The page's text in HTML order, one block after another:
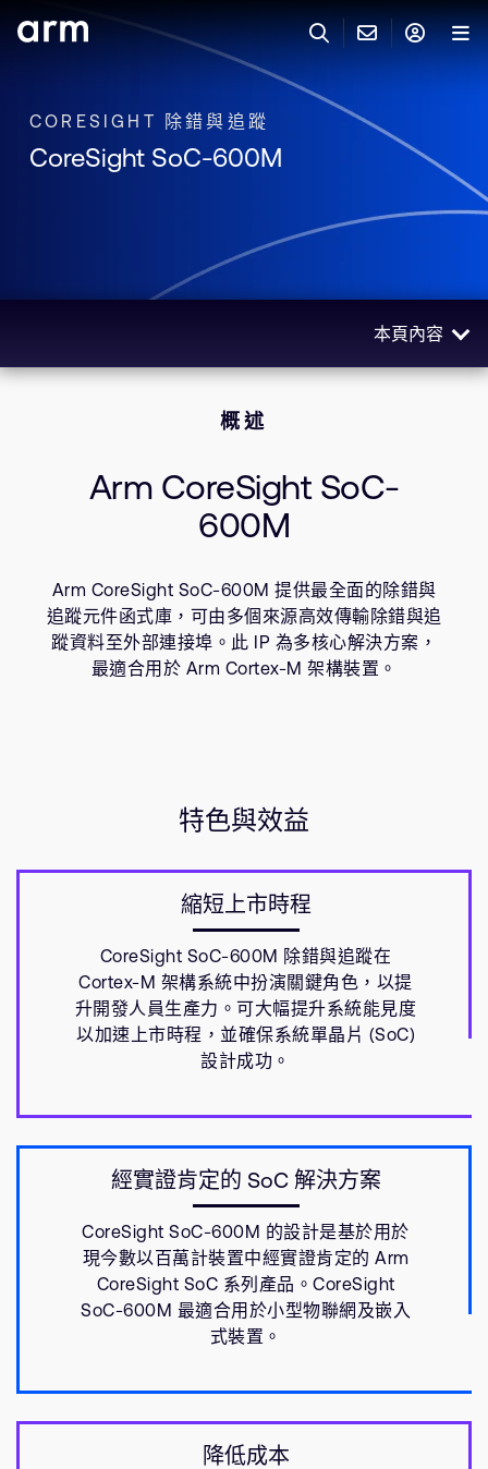
Skip to Main Content
搜尋
與 ARM 聯絡
聯絡技術支援
Flexible Access 企業版
其他事項
媒體聯絡
網站
投資者
通報安全漏洞
Tel: + 44(1223) 400 400 [main reception]
Fax: + 44(1223) 400 410
查詢全球辦公室
ARM 帳號
Arm 帳號
產品
公司資訊
CORESIGHT 除錯與追蹤
CoreSight SoC-600M
本頁內容
概述
概述
Arm CoreSight SoC-
600M
Arm CoreSight SoC-600M 提供最全面的除錯與
追蹤元件函式庫，可由多個來源高效傳輸除錯與追
蹤資料至外部連接埠。此 IP 為多核心解決方案，
最適合用於 Arm Cortex-M 架構裝置。
特色與效益
縮短上市時程
CoreSight SoC-600M 除錯與追蹤在
Cortex-M 架構系統中扮演關鍵角色，以提
升開發人員生產力。可大幅提升系統能見度
以加速上市時程，並確保系統單晶片 (SoC)
設計成功。
經實證肯定的 SoC 解決方案
CoreSight SoC-600M 的設計是基於用於
現今數以百萬計裝置中經實證肯定的 Arm
CoreSight SoC 系列產品。CoreSight
SoC-600M 最適合用於小型物聯網及嵌入
式裝置。
降低成本